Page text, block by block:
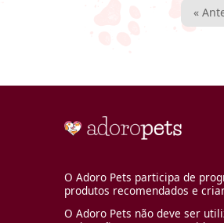
«
O Adoro Pets participa de
produtos recomendados e
O Adoro Pets não deve ser